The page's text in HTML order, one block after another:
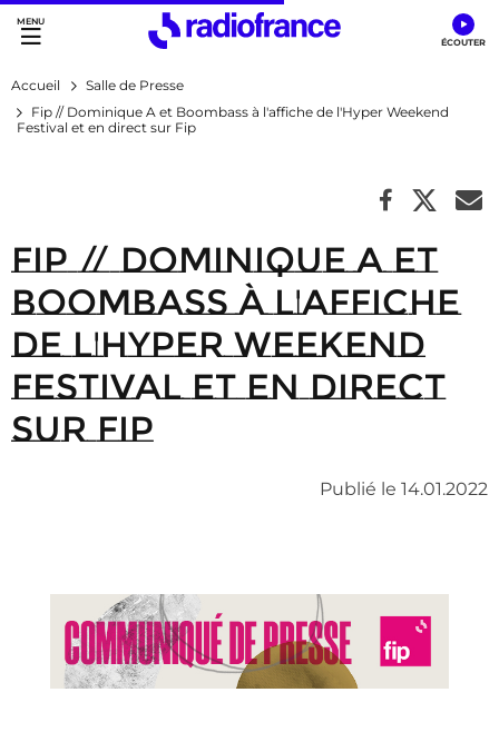
Accès direct :
Menu principal
Contenu
Accueil
Salle de Presse
Fip // Dominique A et Boombass à l'affiche de l'Hyper Weekend
Festival et en direct sur Fip
Fip // Dominique A et
Boombass à l'affiche
de l'Hyper Weekend
Festival et en direct
sur Fip
Publié le 14.01.2022